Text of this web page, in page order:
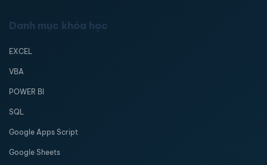
Danh mục khóa học
EXCEL
VBA
POWER BI
SQL
Google Apps Script
Google Sheets